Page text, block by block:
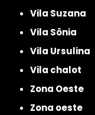
Vila Suzana
Vila Sônia
Vila Ursulina
Vila chalot
Zona Oeste
Zona oeste